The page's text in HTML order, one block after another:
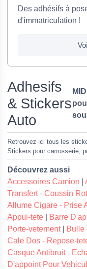
Des adhésifs à
d'immatriculation !
Adhesifs
& Stickers
Auto
Retrouvez ici tous les
Stickers pour carrosserie,
Découvrez aussi
Accessoires Camion
Transfert - Coussin
Allume Cigare - Prise
Appui-tete
Barre
Porte-vetement| Bulle
Cale Dos - Repose-
Casque Antibruit -
D'appoint Pour